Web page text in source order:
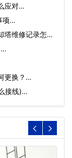
应对…
项…
塔维修记录怎么
更换？…
接线)…